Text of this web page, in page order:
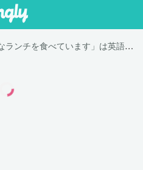
「健康的なランチを食べています」は英語で "I'm having a healthy lunch."